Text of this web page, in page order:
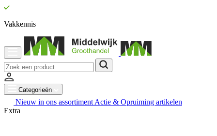
Vakkennis
Categorieën
Nieuw in ons assortiment Actie & Opruiming artikelen
Extra